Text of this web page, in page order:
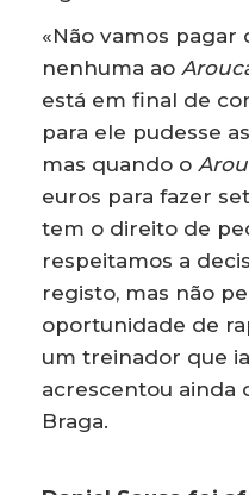
«Não vamos pagar
nenhuma ao
está em final de
para ele pudesse
mas quando o
euros para fazer
tem o direito de
respeitamos a
registo, mas não
oportunidade de
um treinador que
acrescentou ainda
Braga.